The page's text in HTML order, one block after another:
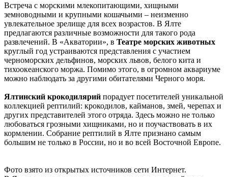
Встреча с морскими млекопитающими, хищными
земноводными и крупными кошачьими – неизменно
увлекательное зрелище для всех возрастов. В Ялте
предлагаются различные возможности для такого рода
развлечений. В «Акватории», в Театре морских животных
круглый год устраиваются представления с участием
черноморских дельфинов, морских львов, белого кита и
тихоокеанского моржа. Помимо этого, в огромном аквариуме
можно наблюдать за другими обитателями Черного моря.
Ялтинский крокодилярий порадует посетителей уникальной
коллекцией рептилий: крокодилов, кайманов, змей, черепах и
других представителей этого отряда. Здесь можно не только
любоваться грозными хищниками, но и поучаствовать в их
кормлении. Собрание рептилий в Ялте признано самым
большим не только в России, но и во всей Восточной Европе.
Фото взято из открытых источников сети Интернет.